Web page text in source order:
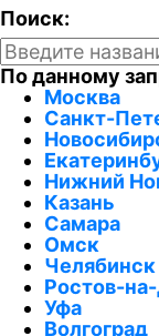
Поиск:
По данному
Москва
Санкт-
Нижний
Казань
Самара
Омск
Челябинск
Ростов-
Уфа
Волгоград